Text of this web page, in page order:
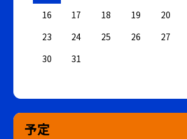
16
17 18 19 20
23
24 25 26 27
30
31
予定